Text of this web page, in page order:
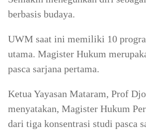
berbasis budaya.
UWM saat ini memiliki 10
utama. Magister Hukum
pasca sarjana pertama.
Ketua Yayasan Mataram, Prof
menyatakan, Magister Hukum
dari tiga konsentrasi studi pasca